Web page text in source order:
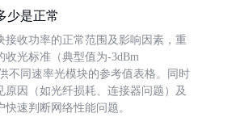
少是正常
接收功率的正常范围及影响因素，重
收光标准（典型值为-3dBm
不同速率光模块的参考值表格。同时
原因（如光纤损耗、连接器问题）及
速判断网络性能问题。